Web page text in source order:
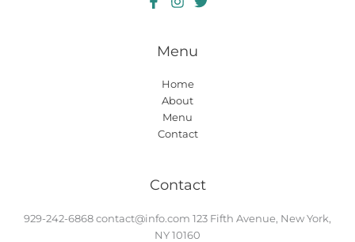
Menu
Home
About
Menu
Contact
Contact
929-242-6868 contact@info.com 123 Fifth Avenue, New York,
NY 10160